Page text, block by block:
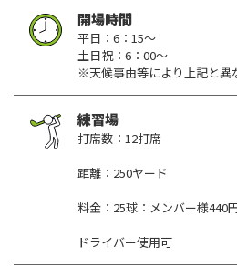
開場時間
平日：6：15～
土日祝：6：00～
※天候事由等により上記と異
練習場
打席数：12打席
距離：250ヤード
料金：25球：メンバー様440
ドライバー使用可